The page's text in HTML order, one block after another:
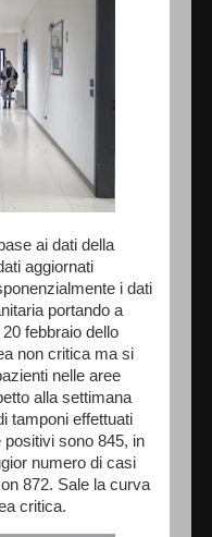
ai dati della
aggiornati
i dati
portando a
febbraio dello
non critica ma si
nelle aree
alla settimana
tamponi effettuati
positivi sono 845, in
numero di casi
872. Sale la curva
critica.